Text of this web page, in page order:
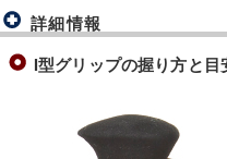
詳細情報
I型グリップの握り方と目